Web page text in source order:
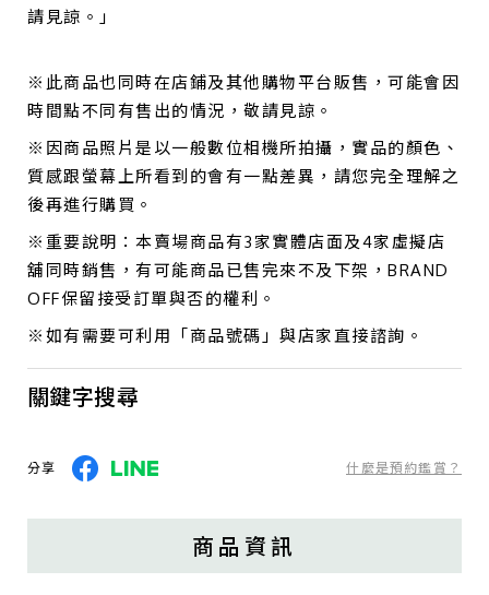
請見諒。」
※此商品也同時在店鋪及其他購物平台販售，可能會因
時間點不同有售出的情況，敬請見諒。
※因商品照片是以一般數位相機所拍攝，實品的顏色、
質感跟螢幕上所看到的會有一點差異，請您完全理解之
後再進行購買。
※重要說明：本賣場商品有3家實體店面及4家虛擬店
舖同時銷售，有可能商品已售完來不及下架，BRAND
OFF保留接受訂單與否的權利。
※如有需要可利用「商品號碼」與店家直接諮詢。
關鍵字搜尋
分享 什麼是預約鑑賞？
商品資訊